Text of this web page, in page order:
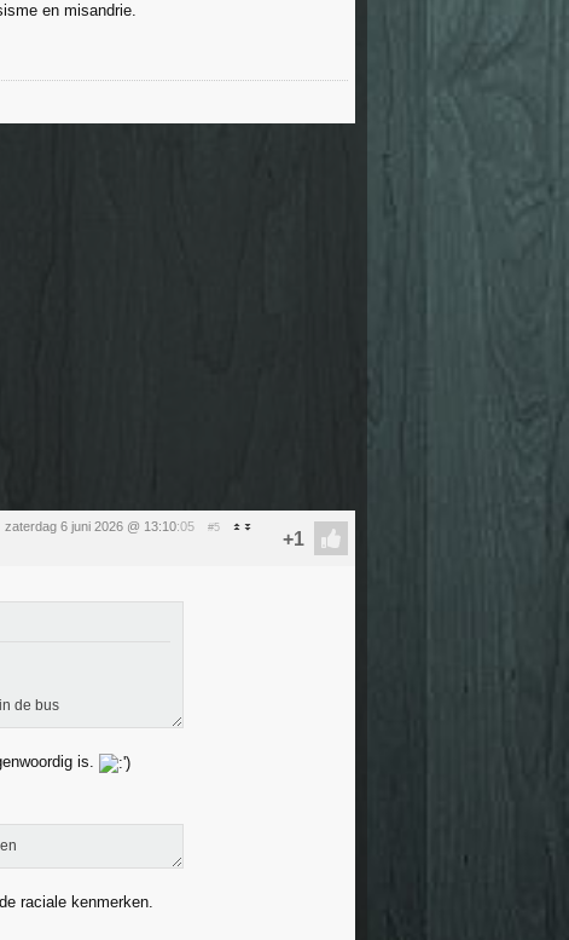
en misandrie.
zaterdag 6 juni 2026 @ 13:10:05 #5
de bus
is.
raciale kenmerken.